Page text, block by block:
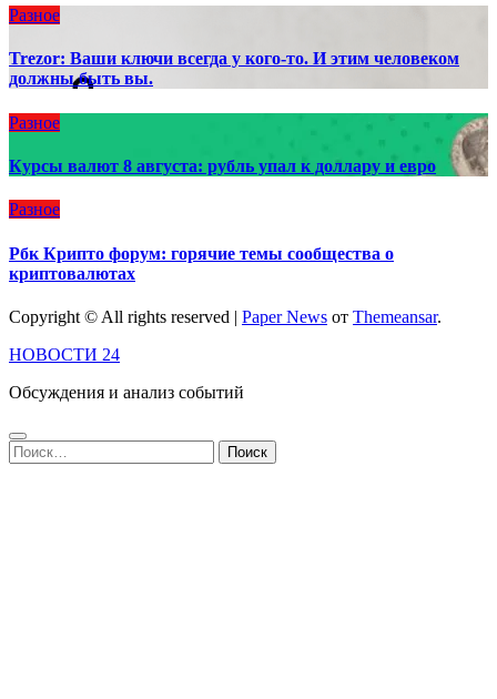
Разное
Trezor: Ваши ключи всегда у кого-то. И этим человеком
должны быть вы.
Разное
Курсы валют 8 августа: рубль упал к доллару и евро
Разное
Рбк Крипто форум: горячие темы сообщества о
криптовалютах
Copyright © All rights reserved | Paper News от Themeansar.
НОВОСТИ 24
Обсуждения и анализ событий
Найти: